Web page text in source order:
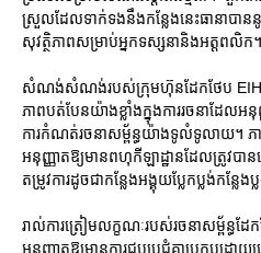
ស្រួលដែលទាក់ទងនឹងកន្លែងនេះធានាបាន
សុវត្ថិភាពសម្រាប់អ្នកទស្សនានិងអត្តពលិក។
សំណង់សំណង់របស់ក្រុមហ៊ុនដែកថែប EIHE
ភាពបត់បែនយ៉ាងខ្លាំងក្នុងការរចនាដែលអនុ
ការកំណត់រចនាសម្ព័ន្ធយ៉ាងទូលំទូលាយ។ ភ
អនុញ្ញាតឱ្យមានពហុកីឡាដ្ឋានដែលត្រូវបា
តម្រូវការដូចជាកន្លែងអង្គុយប្លែកប្លង់កន្លែង
រាល់ការត្រៀមលក្ខណៈរបស់រចនាសម្ព័ន្ធដ
អនុញ្ញាតឱ្យមានការជួបប្រជុំគ្នាប្រកបដោ